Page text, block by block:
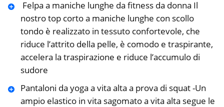
‍ Felpa a maniche lunghe da fitness da donna Il
nostro top corto a maniche lunghe con scollo
tondo è realizzato in tessuto confortevole, che
riduce l’attrito della pelle, è comodo e traspirante,
accelera la traspirazione e riduce l’accumulo di
sudore
Pantaloni da yoga a vita alta a prova di squat -Un
ampio elastico in vita sagomato a vita alta segue le